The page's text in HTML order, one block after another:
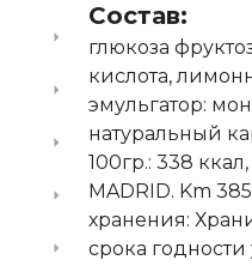
Состав:
глюкоза
кислота,
эмульгатор:
натуральный
100гр.: 338
MADRID. Km
хранения:
срока годности